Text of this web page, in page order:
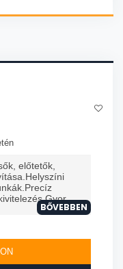
előtetők,
BŐVEBBEN